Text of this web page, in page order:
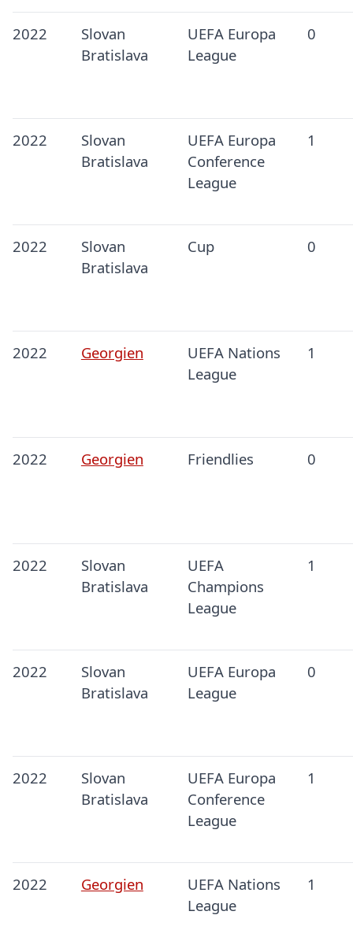
2022
Slovan
Bratislava
UEFA Europa
League
0
2022
Slovan
Bratislava
UEFA Europa
Conference
League
1
2022
Slovan
Bratislava
Cup 0
2022 Georgien
UEFA Nations
League
1
2022 Georgien Friendlies 0
2022
Slovan
Bratislava
UEFA
Champions
League
1
2022
Slovan
Bratislava
UEFA Europa
League
0
2022
Slovan
Bratislava
UEFA Europa
Conference
League
1
2022 Georgien
UEFA Nations
League
1